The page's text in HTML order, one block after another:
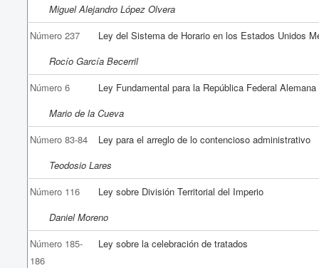
Miguel Alejandro López Olvera
Número 237
Ley del Sistema de Horario en los Estados Unidos
Rocío García Becerril
Número 6
Ley Fundamental para la República Federal Alemana
Mario de la Cueva
Número 83-84
Ley para el arreglo de lo contencioso administrativo
Teodosio Lares
Número 116
Ley sobre División Territorial del Imperio
Daniel Moreno
Número 185-
186
Ley sobre la celebración de tratados